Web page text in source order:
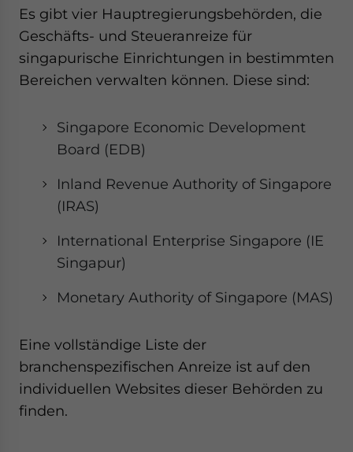
Es gibt vier Hauptregierungsbehörden, die
Geschäfts- und Steueranreize für
singapurische Einrichtungen in bestimmten
Bereichen verwalten können. Diese sind:
Singapore Economic Development
Board (EDB)
Inland Revenue Authority of Singapore
(IRAS)
International Enterprise Singapore (IE
Singapur)
Monetary Authority of Singapore (MAS)
Eine vollständige Liste der
branchenspezifischen Anreize ist auf den
individuellen Websites dieser Behörden zu
finden.